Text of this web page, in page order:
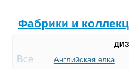
Фабрики и
Все Английская елка